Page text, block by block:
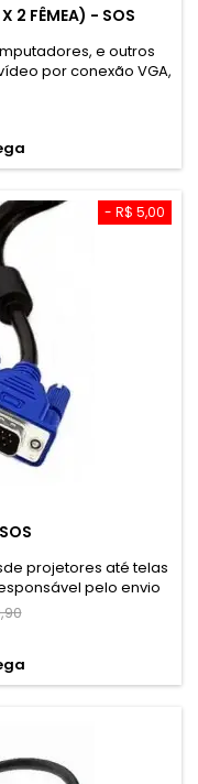
2 FÊMEA) - SOS
e outros
por conexão VGA,
monitores ou
dos computadores,
- R$ 5,00
projetores até telas
pelo envio
ou emissor e
uma vez ligados a